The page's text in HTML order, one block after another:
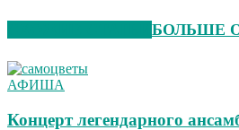
БОЛЬШЕ
АФИША
Концерт легендарного